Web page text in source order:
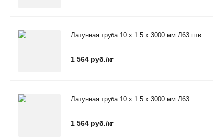
Латунная труба 10 х 1.5 х 3000 мм Л63 птв
1 564 руб./кг
Латунная труба 10 х 1.5 х 3000 мм Л63
1 564 руб./кг